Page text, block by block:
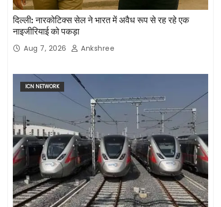
दिल्ली: नारकोटिक्स सेल ने भारत में अवैध रूप से रह रहे एक
नाइजीरियाई को पकड़ा
Aug 7, 2026 Ankshree
ICN NETWORK